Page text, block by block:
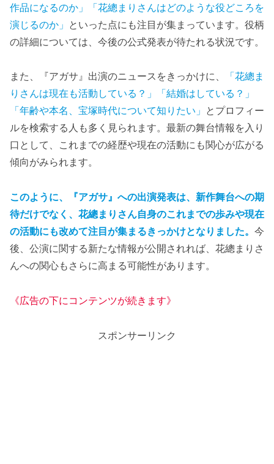
作品になるのか」「花總まりさんはどのような役どころを
演じるのか」 といった点にも注目が集まっています。役柄
の詳細については、今後の公式発表が待たれる状況です。
また、『アガサ』出演のニュースをきっかけに、
「花總ま
りさんは現在も活動している？」「結婚はしている？」
「年齢や本名、宝塚時代について知りたい」 とプロフィー
ルを検索する人も多く見られます。最新の舞台情報を入り
口として、これまでの経歴や現在の活動にも関心が広がる
傾向がみられます。
このように、『アガサ』への出演発表は、新作舞台への期
待だけでなく、花總まりさん自身のこれまでの歩みや現在
の活動にも改めて注目が集まるきっかけとなりました。 今
後、公演に関する新たな情報が公開されれば、花總まりさ
んへの関心もさらに高まる可能性があります。
《広告の下にコンテンツが続きます》
スポンサーリンク